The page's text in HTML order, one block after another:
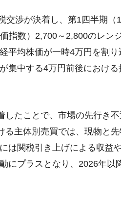
交渉が決着し、第1四半期
指数）2,700～2,800のレン
平均株価が一時4万円を割
集中する4万円前後におけ
したことで、市場の先行き
る主体別売買では、現物と
は関税引き上げによる収益
にプラスとなり、2026年